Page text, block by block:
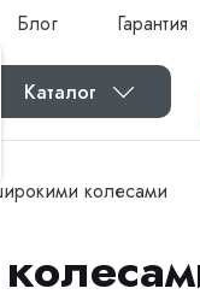
Блог Гарантия
Каталог
колесами